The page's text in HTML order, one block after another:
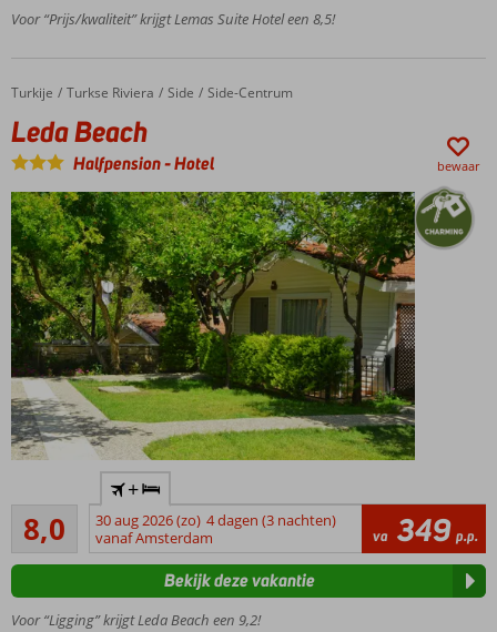
naar het
ook
Voor “Prijs/kwaliteit” krijgt Lemas Suite Hotel een 8,5!
Home
Turkije Turkse Riviera Side Side-Centrum
Leda Beach
Leda Beach
Halfpension-Hotel bewaar
Kleinschalig
familiehotel
In het
centrum
Direct
8,0
Zeer goed
123
beoordelingen
+
30 aug 2026 (zo) 4 dagen (3 nachten)
vanaf Amsterdam
va 349 p.p.
Voor “Ligging” krijgt Leda Beach een 9,2!
Bekijk deze vakantie